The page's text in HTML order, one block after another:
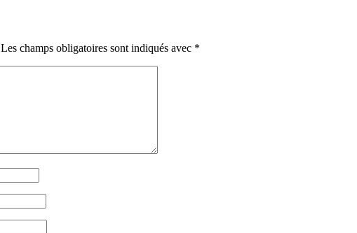
Les champs obligatoires sont indiqués avec *